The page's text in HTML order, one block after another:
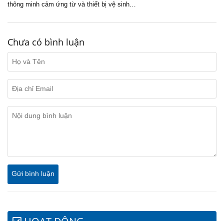
thông minh cảm ứng từ và thiết bị vệ sinh…
Chưa có bình luận